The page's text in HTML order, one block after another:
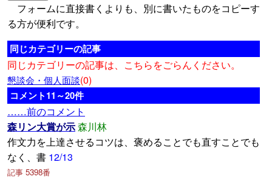
フォームに直接書くよりも、別に書いたものをコピーす
る方が便利です。
同じカテゴリーの記事
同じカテゴリーの記事は、こちらをごらんください。
懇談会・個人面談(0)
コメント11～20件
……前のコメント
森リン大賞が示森川林
作文力を上達させるコツは、褒めることでも直すことでも
なく、書 12/13
記事 5398番